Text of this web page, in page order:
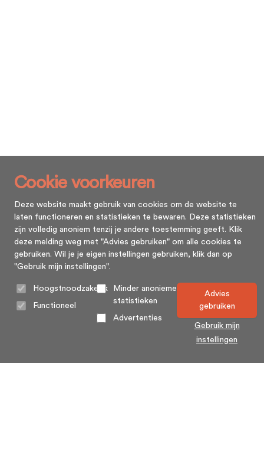
Cookie voorkeuren
Deze website maakt gebruik van cookies om de website te
laten functioneren en statistieken te bewaren. Deze statistieken
zijn volledig anoniem tenzij je andere toestemming geeft. Klik
deze melding weg met "Advies gebruiken" om alle cookies te
gebruiken. Wil je je eigen instellingen gebruiken, klik dan op
"Gebruik mijn instellingen".
Hoogstnoodzakelijk
Functioneel
Minder anonieme
statistieken
Advertenties
Advies
gebruiken
Gebruik mijn
instellingen